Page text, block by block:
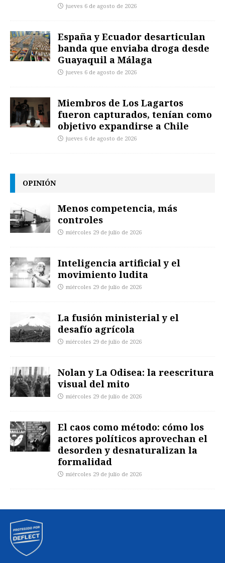
jueves 6 de agosto de 2026
España y Ecuador desarticulan
banda que enviaba droga desde
Guayaquil a Málaga
jueves 6 de agosto de 2026
Miembros de Los Lagartos
fueron capturados, tenían como
objetivo expandirse a Chile
jueves 6 de agosto de 2026
OPINIÓN
Menos competencia, más
controles
miércoles 29 de julio de 2026
Inteligencia artificial y el
movimiento ludita
miércoles 29 de julio de 2026
La fusión ministerial y el
desafío agrícola
miércoles 29 de julio de 2026
Nolan y La Odisea: la reescritura
visual del mito
miércoles 29 de julio de 2026
El caos como método: cómo los
actores políticos aprovechan el
desorden y desnaturalizan la
formalidad
miércoles 29 de julio de 2026